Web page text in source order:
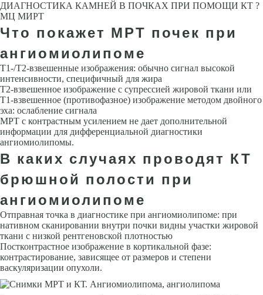
ДИАГНОСТИКА КАМНЕЙ В ПОЧКАХ ПРИ ПОМОЩИ КТ ?
МЦ МИРТ
Что покажет МРТ почек при
ангиомиолипоме
Т1-/Т2-взвешенные изображения: обычно сигнал высокой
интенсивности, специфичный для жира
Т2-взвешенное изображение с супрессией жировой ткани или
Т1-взвешенное (противофазное) изображение методом двойного
эха: ослабление сигнала
МРТ с контрастным усилением не дает дополнительной
информации для дифференциальной диагностики
ангиомиолипомы.
В каких случаях проводят КТ
брюшной полости при
ангиомиолипоме
Отправная точка в диагностике при ангиомиолипоме: при
нативном сканировании внутри почки видны участки жировой
ткани с низкой рентгеновской плотностью
Постконтрастное изображение в кортикальной фазе:
контрастирование, зависящее от размеров и степени
васкуляризации опухоли.